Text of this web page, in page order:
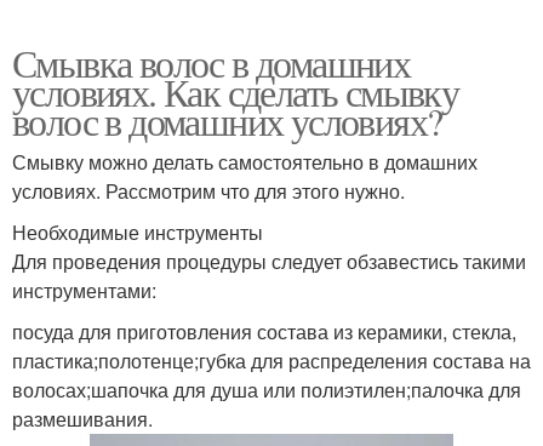
Смывка волос в домашних
условиях. Как сделать смывку
волос в домашних условиях?
Смывку можно делать самостоятельно в домашних
условиях. Рассмотрим что для этого нужно.
Необходимые инструменты
Для проведения процедуры следует обзавестись такими
инструментами:
посуда для приготовления состава из керамики, стекла,
пластика;полотенце;губка для распределения состава на
волосах;шапочка для душа или полиэтилен;палочка для
размешивания.